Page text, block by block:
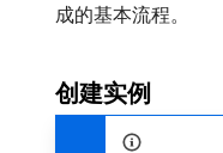
成的基本流程。
创建实例